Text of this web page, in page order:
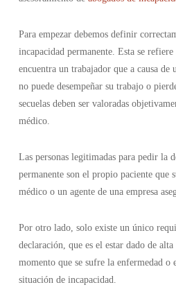
Para empezar debemos definir
incapacidad permanente. Esta se
encuentra un trabajador que a causa de
no puede desempeñar su trabajo o
secuelas deben ser valoradas
médico.
Las personas legitimadas para pedir la
permanente son el propio paciente que
médico o un agente de una empresa
Por otro lado, solo existe un único
declaración, que es el estar dado de
momento que se sufre la enfermedad o
situación de incapacidad.